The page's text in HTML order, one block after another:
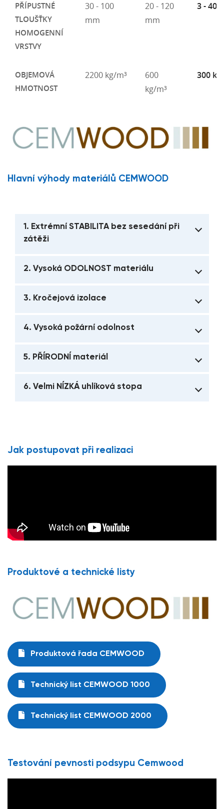
PŘÍPUSTNÉ
TLOUŠŤKY
HOMOGENNÍ
VRSTVY
30 - 100
mm
20 - 120
mm
3 - 40
OBJEMOVÁ
HMOTNOST
2200 kg/m³
600
kg/m³
300
Hlavní výhody materiálů CEMWOOD
1. Extrémní STABILITA bez sesedání při
zátěži
2. Vysoká ODOLNOST materiálu
3. Kročejová izolace
4. Vysoká požární odolnost
5. PŘÍRODNÍ materiál
6. Velmi NÍZKÁ uhlíková stopa
Jak postupovat při realizaci
Produktové a technické listy
Produktová řada CEMWOOD
Technický list CEMWOOD 1000
Technický list CEMWOOD 2000
Testování pevnosti podsypu Cemwood